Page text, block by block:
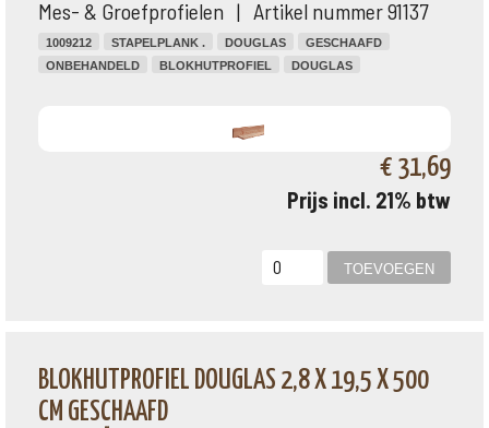
Mes- & Groefprofielen | Artikel nummer 91137
1009212 STAPELPLANK . DOUGLAS
GESCHAAFD
ONBEHANDELD
BLOKHUTPROFIEL DOUGLAS
€ 31,69
Prijs incl. 21% btw
BLOKHUTPROFIEL DOUGLAS 2,8 X 19,5 X 500
CM GESCHAAFD